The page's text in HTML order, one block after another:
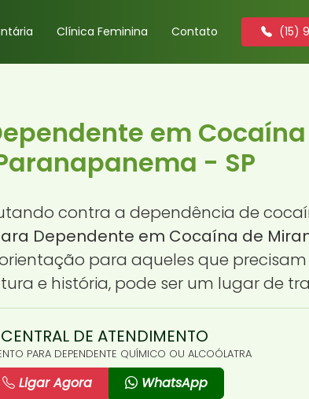
Clínica Feminina Contato (15)
em
- SP
contra a dependência de
Dependente em Cocaína de
para aqueles que
e história, pode ser um lugar de
CENTRAL DE ATENDIMENTO
PARA DEPENDENTE QUÍMICO OU ALCOÓLATRA
Ligar Agora WhatsApp